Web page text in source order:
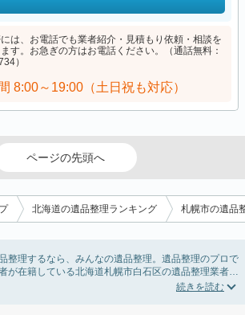
は、お電話でも業者紹介・見積もり依頼・相談を
す。お急ぎの方はお電話ください。（通話無料：
）
8:00～19:00（土日祝も対応）
ページの先頭へ
北海道の遺品整理ランキング 札幌市の遺品
整理するなら、みんなの遺品整理。遺品整理のプロで
が在籍している北海道札幌市白石区の遺品整理業者が
分を即日対応してくれる実家の片付け業者や遺品整理